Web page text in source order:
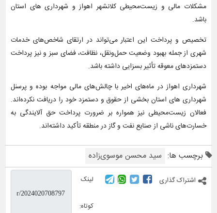
مشکلات مالی و زیست‌محیطی کلانشهر اهواز و شهرداری های استان
باشد.
تخصیص و پرداخت این اعتبار می‌تواند در ارتقای شاخص‌های خدمات
شهری از جمله بهبود وضعیت حمل‌ونقل، نظافت، فضای سبز و نیز پرداخت
دستمزدهای معوقه تأثیر بسزایی داشته باشد.
شهرداری اهواز در ماه‌های اخیر با چالش‌های مالی مواجه بوده و پرسنل
شهرداری های استان بخشی از حقوق و دستمزد خود را دریافت نکرده‌اند.
فعالان زیست‌محیطی نیز همواره بر ضرورت پرداخت حق آلایندگی به
خسارت‌های ناشی از صنایع نفت و گاز در منطقه تأکید داشته‌اند.
برچسب ها: سید محسن موسوی‌زاده
اشتراک گذاری لینک
کوتاه: